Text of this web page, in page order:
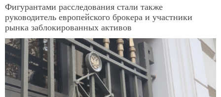
Фигурантами расследования стали также
руководитель европейского брокера и участники
рынка заблокированных активов